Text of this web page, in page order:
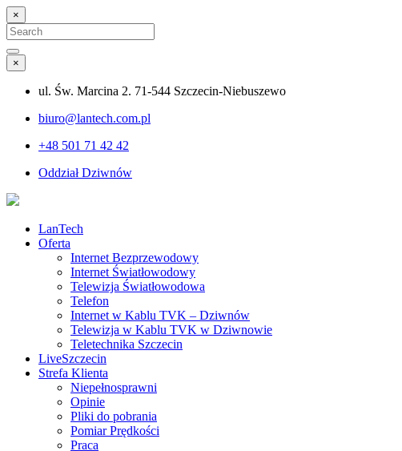
×
Search
for:
Search
×
ul. Św. Marcina 2. 71-544 Szczecin-Niebuszewo
biuro@lantech.com.pl
+48 501 71 42 42
Oddział Dziwnów
LanTech
Oferta
Internet Bezprzewodowy
Internet Światłowodowy
Telewizja Światłowodowa
Telefon
Internet w Kablu TVK – Dziwnów
Telewizja w Kablu TVK w Dziwnowie
Teletechnika Szczecin
LiveSzczecin
Strefa Klienta
Niepełnosprawni
Opinie
Pliki do pobrania
Pomiar Prędkości
Praca